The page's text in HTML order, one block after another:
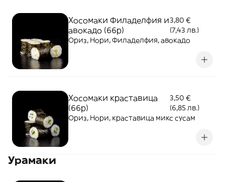
Хосомаки Филаделфия и
авокадо (66p)
3,80 €
(7,43 лв.)
Ориз, Нори, Филаделфия, авокадо
Хосомаки краставица
(66p)
3,50 €
(6,85 лв.)
Ориз, Нори, краставица микс сусам
Урамаки